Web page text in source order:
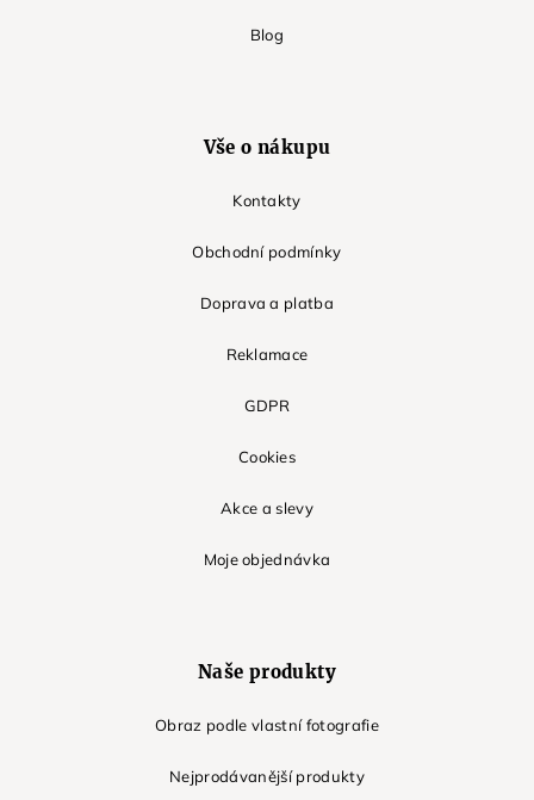
Blog
Vše o nákupu
Kontakty
Obchodní podmínky
Doprava a platba
Reklamace
GDPR
Cookies
Akce a slevy
Moje objednávka
Naše produkty
Obraz podle vlastní fotografie
Nejprodávanější produkty